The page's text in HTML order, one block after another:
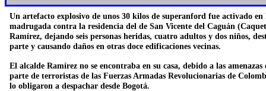
Un artefacto explosivo de unos 30 kilos de superanford fue activado en
madrugada contra la residencia del de San Vicente del Caguán
Ramírez, dejando seis personas heridas, cuatro adultos y dos niños,
parte y causando daños en otras doce edificaciones vecinas.
El alcalde Ramírez no se encontraba en su casa, debido a las
parte de terroristas de las Fuerzas Armadas Revolucionarias de
lo obligaron a despachar desde Bogotá.